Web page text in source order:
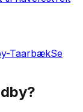
TaarbækSe
?